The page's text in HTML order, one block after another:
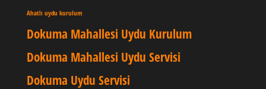
Ahatlı uydu kurulum
Dokuma Mahallesi Uydu Kurulum
Dokuma Mahallesi Uydu Servisi
Dokuma Uydu Servisi